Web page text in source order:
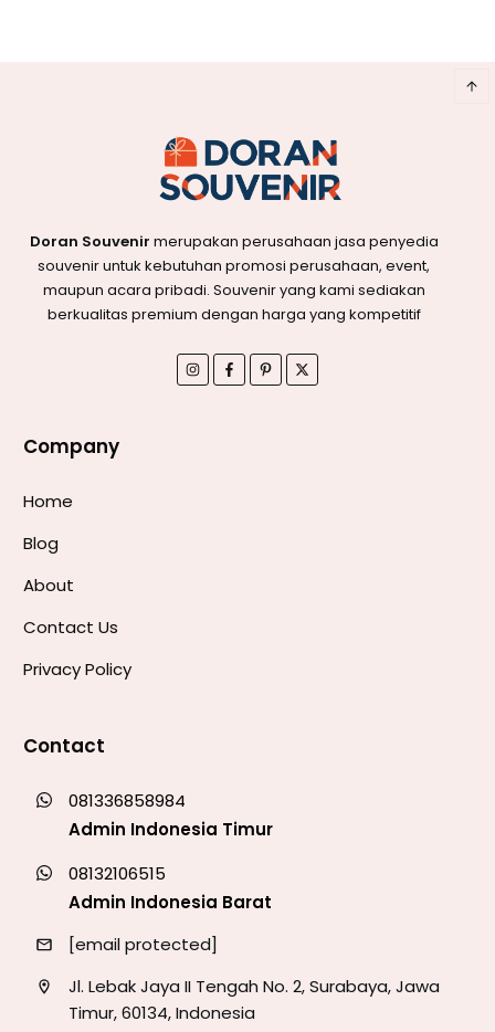
Doran Souvenir merupakan perusahaan jasa penyedia
souvenir untuk kebutuhan promosi perusahaan, event,
maupun acara pribadi. Souvenir yang kami sediakan
berkualitas premium dengan harga yang kompetitif
Company
Home
Blog
About
Contact Us
Privacy Policy
Contact
081336858984
Admin Indonesia Timur
08132106515
Admin Indonesia Barat
[email protected]
Jl. Lebak Jaya II Tengah No. 2, Surabaya, Jawa
Timur, 60134, Indonesia